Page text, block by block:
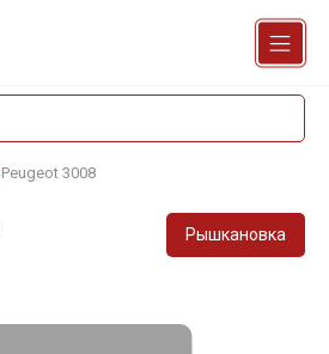
Peugeot 3008
Рышкановка